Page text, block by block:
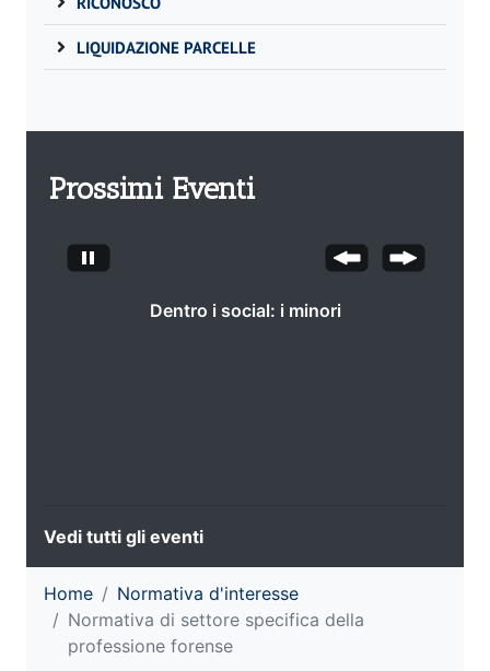
LIQUIDAZIONE PARCELLE
Prossimi Eventi
Dentro i social: i minori
Vedi tutti gli eventi
Home
Normativa d'interesse
Normativa di settore specifica della
professione forense